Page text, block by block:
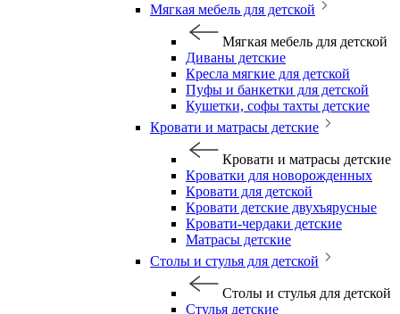
Мягкая мебель для детской
Мягкая мебель для детской
Диваны детские
Кресла мягкие для детской
Пуфы и банкетки для детской
Кушетки, софы тахты детские
Кровати и матрасы детские
Кровати и матрасы детские
Кроватки для новорожденных
Кровати для детской
Кровати детские двухъярусные
Кровати-чердаки детские
Матрасы детские
Столы и стулья для детской
Столы и стулья для детской
Стулья детские